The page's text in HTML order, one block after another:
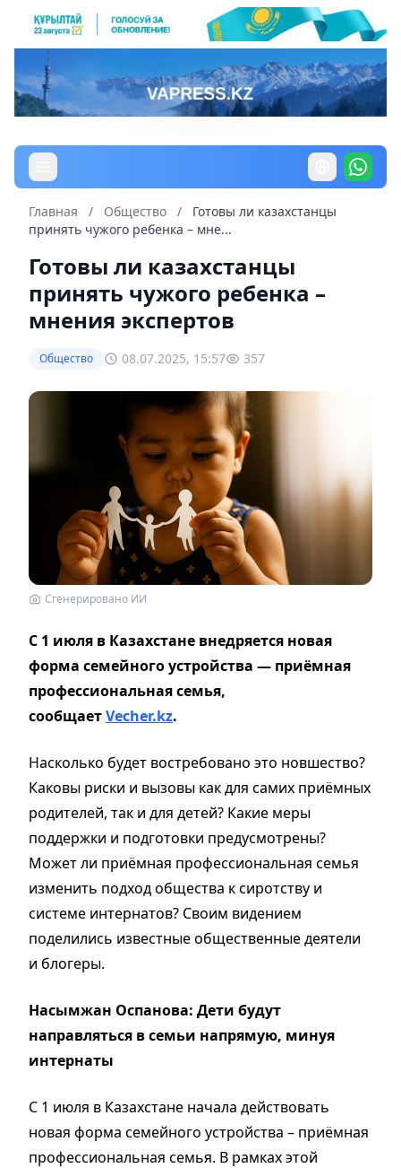
Главная / Общество /
Готовы ли казахстанцы
принять чужого ребенка – мне...
Готовы ли казахстанцы
принять чужого ребенка –
мнения экспертов
Общество 08.07.2025, 15:57 357
Сгенерировано ИИ
С 1 июля в Казахстане внедряется новая
форма семейного устройства — приёмная
профессиональная семья,
сообщаетVecher.kz.
Насколько будет востребовано это новшество?
Каковы риски и вызовы как для самих приёмных
родителей, так и для детей? Какие меры
поддержки и подготовки предусмотрены?
Может ли приёмная профессиональная семья
изменить подход общества к сиротству и
системе интернатов? Своим видением
поделились известные общественные деятели
и блогеры.
Насымжан Оспанова: Дети будут
направляться в семьи напрямую, минуя
интернаты
С 1 июля в Казахстане начала действовать
новая форма семейного устройства – приёмная
профессиональная семья. В рамках этой